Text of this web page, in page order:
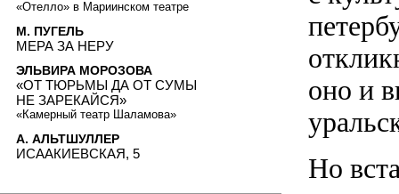
оно и
Но
«Отелло» в Мариинском театре
М. ПУГЕЛЬ
МЕРА ЗА НЕРУ
ЭЛЬВИРА МОРОЗОВА
«ОТ ТЮРЬМЫ ДА ОТ СУМЫ
НЕ ЗАРЕКАЙСЯ»
«Камерный театр Шаламова»
А. АЛЬТШУЛЛЕР
ИСААКИЕВСКАЯ, 5